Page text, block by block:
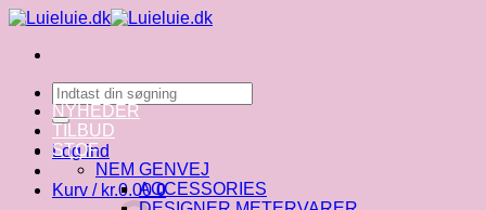
Fortsæt
indhold
Søg
efter:
Log ind
Kurv / kr.0.00 0
NYHEDER
TILBUD
STOF
NEM GENVEJ
ACCESSORIES